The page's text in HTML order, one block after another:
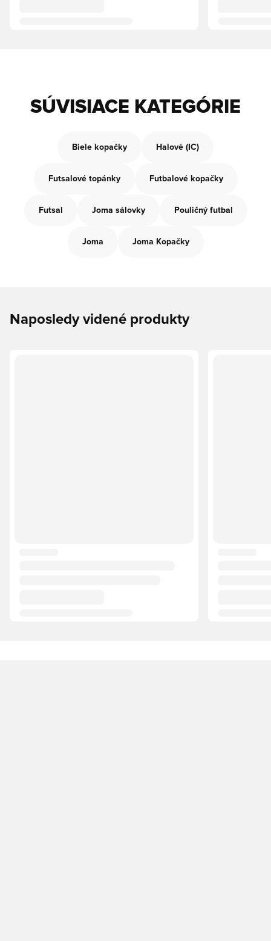
SÚVISIACE KATEGÓRIE
Biele kopačky Halové (IC)
Futsalové topánky Futbalové kopačky
Futsal Joma sálovky Pouličný futbal
Joma Joma Kopačky
Naposledy videné produkty